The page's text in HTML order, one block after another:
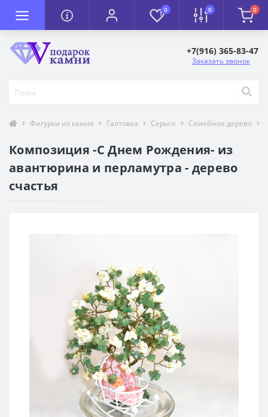
0 0 0
+7(916) 365-83-47
Заказать звонок
Фигурки из камня Галтовка Серьги Семейное дерево
Композиция -С Днем Рождения- из
авантюрина и перламутра - дерево
счастья